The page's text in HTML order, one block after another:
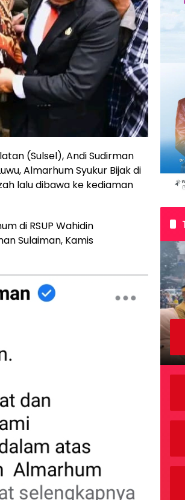
(Sulsel), Andi Sudirman
Almarhum Syukur Bijak di
lalu dibawa ke kediaman
di RSUP Wahidin
Sulaiman, Kamis